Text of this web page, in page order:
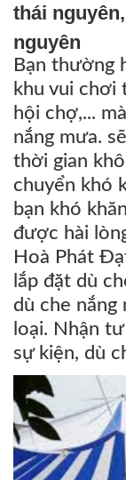
thái
nguyên
Bạn thường
khu vui chơi
hội chợ,...
nắng mưa.
thời gian
chuyển khó
bạn khó
được hài
Hoà Phát
lắp đặt dù
dù che nắng
loại. Nhận
sự kiện, dù